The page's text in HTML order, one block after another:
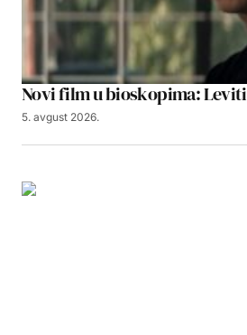
Novi film u bioskopima: Leviti
5. avgust 2026.